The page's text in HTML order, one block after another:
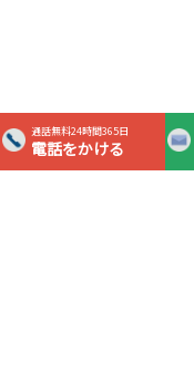
通話無料24時間365日
電話をかける